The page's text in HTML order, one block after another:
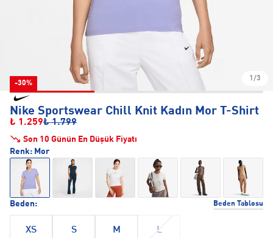
-30%
1/3
Nike Sportswear Chill Knit Kadın Mor T-Shirt
₺ 1.259₺ 1.799
Son 10 Günün En Düşük Fiyatı
Beden: Beden Tablosu
XS S M L
Renk: Mor